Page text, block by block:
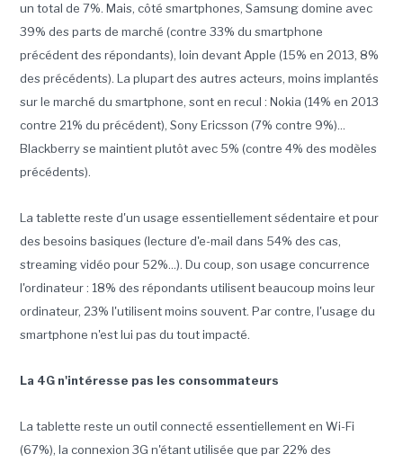
un total de 7%. Mais, côté smartphones, Samsung domine avec
39% des parts de marché (contre 33% du smartphone
précédent des répondants), loin devant Apple (15% en 2013, 8%
des précédents). La plupart des autres acteurs, moins implantés
sur le marché du smartphone, sont en recul : Nokia (14% en 2013
contre 21% du précédent), Sony Ericsson (7% contre 9%)...
Blackberry se maintient plutôt avec 5% (contre 4% des modèles
précédents).
La tablette reste d'un usage essentiellement sédentaire et pour
des besoins basiques (lecture d'e-mail dans 54% des cas,
streaming vidéo pour 52%...). Du coup, son usage concurrence
l'ordinateur : 18% des répondants utilisent beaucoup moins leur
ordinateur, 23% l'utilisent moins souvent. Par contre, l'usage du
smartphone n'est lui pas du tout impacté.
La 4G n'intéresse pas les consommateurs
La tablette reste un outil connecté essentiellement en Wi-Fi
(67%), la connexion 3G n'étant utilisée que par 22% des